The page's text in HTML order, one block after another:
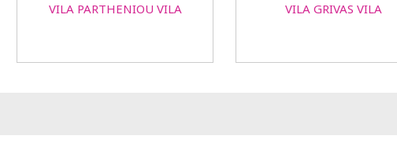
VILA PARTHENIOU VILA
VILA GRIVAS VILA